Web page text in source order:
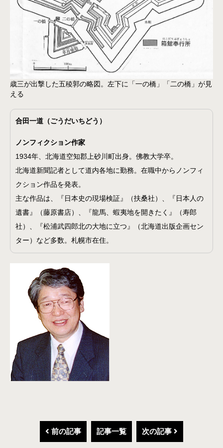
歳三が出撃した五稜郭の略図。左下に「一の橋」「二の橋」が見
える
合田一道（ごうだいちどう）
ノンフィクション作家
1934年、北海道空知郡上砂川町出身。佛教大学卒。
北海道新聞記者として道内各地に勤務。在職中からノンフィ
クション作品を発表。
主な作品は、『日本史の現場検証』（扶桑社）、『日本人の
遺書』（藤原書店）、『龍馬、蝦夷地を開きたく』（寿郎
社）、『松浦武四郎北の大地に立つ』（北海道出版企画セン
ター）など多数。札幌市在住。
前の記事 記事一覧 次の記事